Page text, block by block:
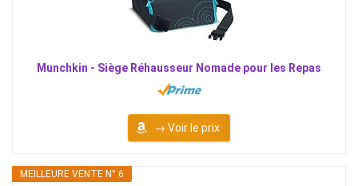
Munchkin - Siège Réhausseur Nomade pour les Repas
→ Voir le prix
MEILLEURE VENTE N° 6